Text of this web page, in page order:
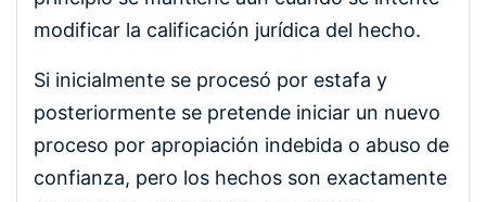
modificar la calificación jurídica del hecho.
Si inicialmente se procesó por estafa y
posteriormente se pretende iniciar un nuevo
proceso por apropiación indebida o abuso de
confianza, pero los hechos son exactamente